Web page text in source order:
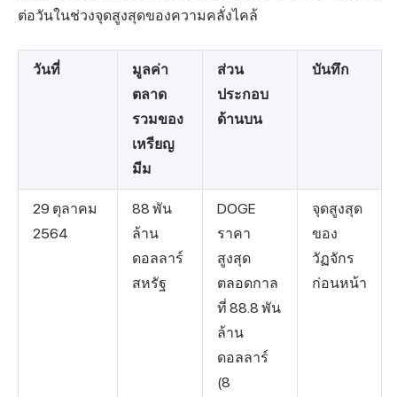
ต่อวันในช่วงจุดสูงสุดของความคลั่งไคล้
วันที่
มูลค่า
ตลาด
รวมของ
เหรียญ
มีม
ส่วน
ประกอบ
ด้านบน
บันทึก
29 ตุลาคม
2564
88 พัน
ล้าน
ดอลลาร์
สหรัฐ
DOGE
ราคา
สูงสุด
ตลอดกาล
ที่ 88.8 พัน
ล้าน
ดอลลาร์
(8
จุดสูงสุด
ของ
วัฏจักร
ก่อนหน้า